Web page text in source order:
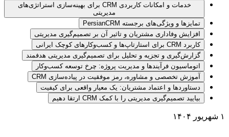
خدمات و امکانات کاربردی CRM برای بهینه‌سازی استراتژی‌های
مدیریتی
تمایزها و ویژگی‌های برجسته PersianCRM
افزایش وفاداری مشتریان و تاثیر آن بر تصمیم‌گیری مدیریتی
کاربرد CRM برای استارتاپ‌ها و کسب‌وکارهای کوچک ایرانی
گزارش‌گیری و تجزیه و تحلیل برای تصمیم‌گیری مدیریتی هدفمند
اتوماسیون فرآیندها و مدیریت پروژه: چرخ توسعه کسب‌وکار
آموزش تخصصی و مشاوره، رمز موفقیت در پیاده‌سازی CRM
دستاوردها و اعتماد مشتریان: یک معیار واقعی برای کیفیت
بیایید تصمیم‌گیری مدیریتی را با کمک CRM ارتقا دهیم
۱ شهریور ۱۴۰۴